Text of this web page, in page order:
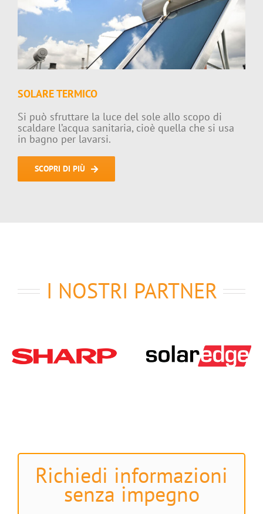
SOLARE TERMICO
Si può sfruttare la luce del sole allo scopo di
scaldare l’acqua sanitaria, cioè quella che si usa
in bagno per lavarsi.
SCOPRI DI PIÙ
I NOSTRI PARTNER
Richiedi informazioni
senza impegno